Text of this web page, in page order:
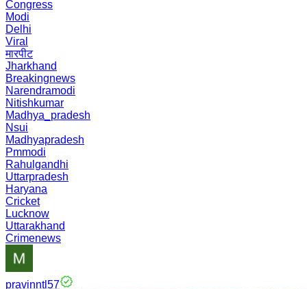
Congress
Modi
Delhi
Viral
मारपीट
Jharkhand
Breakingnews
Narendramodi
Nitishkumar
Madhya_pradesh
Nsui
Madhyapradesh
Pmmodi
Rahulgandhi
Uttarpradesh
Haryana
Cricket
Lucknow
Uttarakhand
Crimenews
pravinntl57